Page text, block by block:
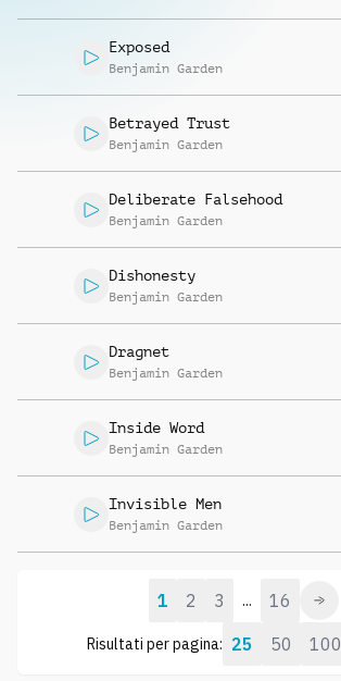
Exposed
Benjamin Garden
Betrayed Trust
Benjamin Garden
Deliberate Falsehood
Benjamin Garden
Dishonesty
Benjamin Garden
Dragnet
Benjamin Garden
Inside Word
Benjamin Garden
Invisible Men
Benjamin Garden
Risultati per pagina: 25 50 100
1 2 3 ... 16